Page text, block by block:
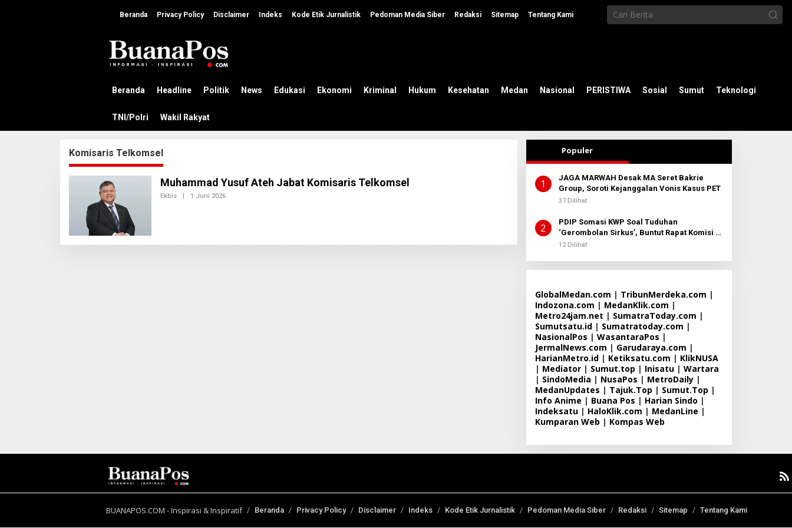
e
Beranda Privacy Policy Disclaimer Indeks Kode Etik Jurnalistik Pedoman Media Siber Redaksi Sitemap Tentang Kami
Beranda Headline Politik News Edukasi Ekonomi Kriminal Hukum Kesehatan Medan Nasional PERISTIWA Sosial Sumut Teknologi
TNI/Polri Wakil Rakyat
Komisaris Telkomsel
Muhammad Yusuf Ateh Jabat Komisaris Telkomsel
Ekbis | 1 Juni 2026
D
Populer
1
JAGA MARWAH Desak MA Seret Bakrie
Group, Soroti Kejanggalan Vonis Kasus PET
37 Dilihat
2
PDIP Somasi KWP Soal Tuduhan
‘Gerombolan Sirkus’, Buntut Rapat Komisi II
Dipimpin Sufmi Dasco Ahmad
12 Dilihat
GlobalMedan.com | TribunMerdeka.com |
Indozona.com | MedanKlik.com |
Metro24jam.net | SumatraToday.com |
Sumutsatu.id| Sumatratoday.com |
NasionalPos | WasantaraPos |
JermalNews.com | Garudaraya.com |
HarianMetro.id| Ketiksatu.com | KlikNUSA
| Mediator| Sumut.top | Inisatu| Wartara
| SindoMedia | NusaPos | MetroDaily|
MedanUpdates | Tajuk.Top | Sumut.Top |
Info Anime | Buana Pos | Harian Sindo |
Indeksatu| HaloKlik.com | MedanLine |
Kumparan Web | Kompas Web
BUANAPOS.COM - Inspirasi & Inspiratif Beranda Privacy Policy Disclaimer Indeks Kode Etik Jurnalistik Pedoman Media Siber Redaksi Sitemap Tentang Kami